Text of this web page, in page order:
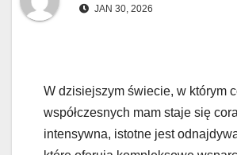
JAN 30, 2026
W dzisiejszym świecie, w którym
współczesnych mam staje się
intensywna, istotne jest